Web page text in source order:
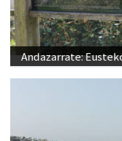
Andazarrate: